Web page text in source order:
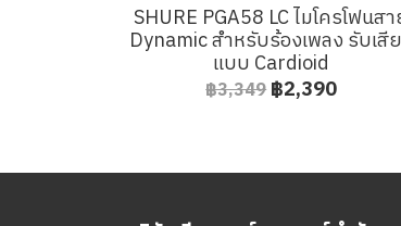
SHURE PGA58 LC ไมโครโฟนส
Dynamic สำหรับร้องเพลง รับเสี
แบบ Cardioid
฿3,349฿2,390